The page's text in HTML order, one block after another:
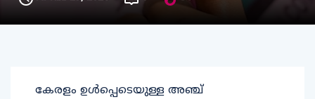
കേരളം ഉൾപ്പെടെയുള്ള അഞ്ച്